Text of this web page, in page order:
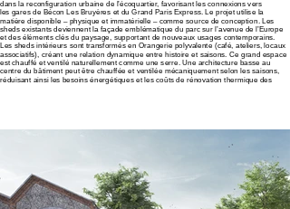
dans la reconfiguration urbaine de l’écoquartier, favorisant les connexions vers
les gares de Bécon Les Bruyères et du Grand Paris Express. Le projet utilise la
matière disponible – physique et immatérielle – comme source de conception. Les
sheds existants deviennent la façade emblématique du parc sur l’avenue de l’Europe
et des éléments clés du paysage, supportant de nouveaux usages contemporains.
Les sheds intérieurs sont transformés en Orangerie polyvalente (café, ateliers, locaux
associatifs), créant une relation dynamique entre histoire et saisons. Ce grand espace
est chauffé et ventilé naturellement commeune serre. Une architecture basse au
centre du bâtiment peut être chauffée et ventilée mécaniquement selon les saisons,
réduisant ainsi les besoins énergétiques et les coûts de rénovation thermique des